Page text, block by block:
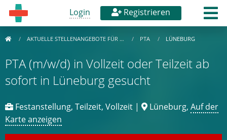
Login Registrieren
AKTUELLE STELLENANGEBOTE FÜR … PTA LÜNEBURG
PTA (m/w/d) in Vollzeit oder Teilzeit ab
sofort in Lüneburg gesucht
Festanstellung, Teilzeit, Vollzeit | Lüneburg, Auf der
Karte anzeigen